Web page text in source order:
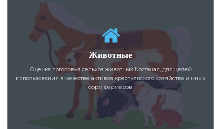
Животные
Оценка поголовья сельхоз животных Костаная, для целей
использования в качестве активов крестьянского хозяйства и иных
форм фермеров.